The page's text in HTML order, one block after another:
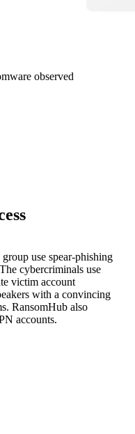
observed
use spear-phishing
cybercriminals use
victim account
with a convincing
RansomHub also
accounts.